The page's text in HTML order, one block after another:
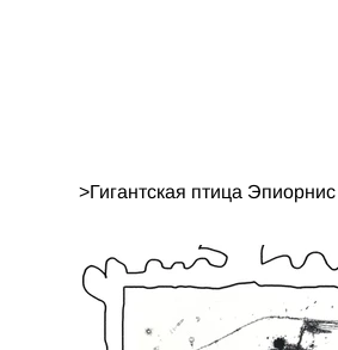
>Гигантская птица Эпиорнис